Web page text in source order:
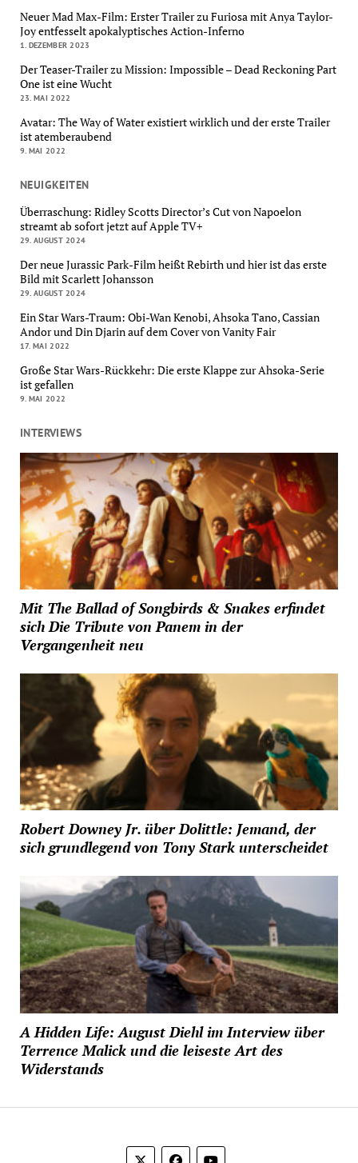
Neuer Mad Max-Film: Erster Trailer zu Furiosa mit Anya Taylor-
Joy entfesselt apokalyptisches Action-Inferno
1. DEZEMBER 2023
Der Teaser-Trailer zu Mission: Impossible – Dead Reckoning Part
One ist eine Wucht
23. MAI 2022
Avatar: The Way of Water existiert wirklich und der erste Trailer
ist atemberaubend
9. MAI 2022
NEUIGKEITEN
Überraschung: Ridley Scotts Director’s Cut von Napoelon
streamt ab sofort jetzt auf Apple TV+
29. AUGUST 2024
Der neue Jurassic Park-Film heißt Rebirth und hier ist das erste
Bild mit Scarlett Johansson
29. AUGUST 2024
Ein Star Wars-Traum: Obi-Wan Kenobi, Ahsoka Tano, Cassian
Andor und Din Djarin auf dem Cover von Vanity Fair
17. MAI 2022
Große Star Wars-Rückkehr: Die erste Klappe zur Ahsoka-Serie
ist gefallen
9. MAI 2022
INTERVIEWS
Mit The Ballad of Songbirds & Snakes erfindet
sich Die Tribute von Panem in der
Vergangenheit neu
Robert Downey Jr. über Dolittle: Jemand, der
sich grundlegend von Tony Stark unterscheidet
A Hidden Life: August Diehl im Interview über
Terrence Malick und die leiseste Art des
Widerstands